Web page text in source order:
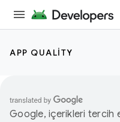
APP QUALITY
Google, içerikleri tercih